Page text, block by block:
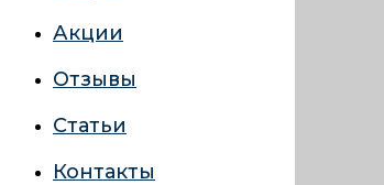
Акции
Отзывы
Статьи
Контакты